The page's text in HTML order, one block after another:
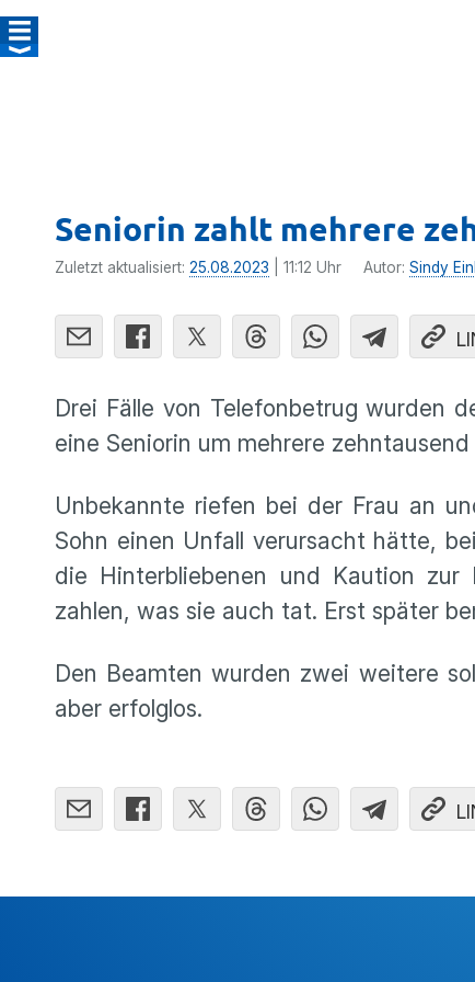
Seniorin zahlt mehrere
Zuletzt aktualisiert: 25.08.2023 | 11:12 Uhr Autor: Sindy
Drei Fälle von Telefonbetrug wurden
eine Seniorin um mehrere
Unbekannte riefen bei der Frau an
Sohn einen Unfall verursacht hätte,
die Hinterbliebenen und Kaution zur
zahlen, was sie auch tat. Erst später
Den Beamten wurden zwei weitere
aber erfolglos.